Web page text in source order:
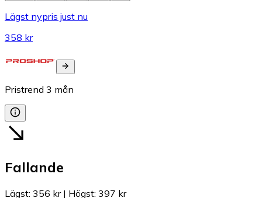
Lägst nypris just nu
358 kr
Pristrend 3 mån
Fallande
Lägst: 356 kr| Högst: 397 kr